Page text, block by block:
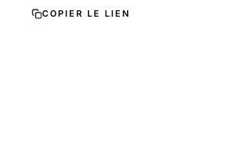
COPIER LE LIEN